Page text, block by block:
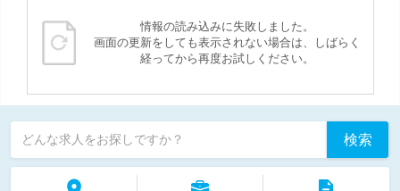
情報の読み込みに失敗しました。
画面の更新をしても表示されない場合は、しばらく
経ってから再度お試しください。
どんな求人をお探しですか？ 検索